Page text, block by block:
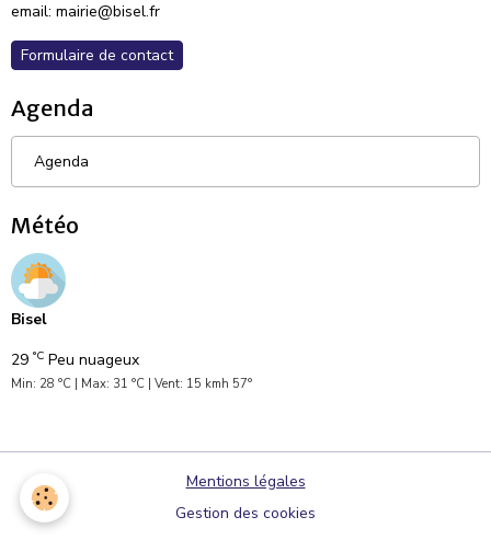
email: mairie@bisel.fr
Formulaire de contact
Agenda
Agenda
Météo
Bisel
29 °C Peu nuageux
Min: 28 °C | Max: 31 °C | Vent: 15 kmh 57°
Mentions légales
Gestion des cookies